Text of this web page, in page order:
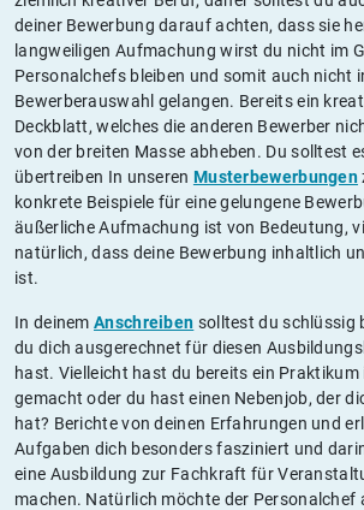
deiner Bewerbung darauf achten, dass sie
langweiligen Aufmachung wirst du nicht im
Personalchefs bleiben und somit auch nicht
Bewerberauswahl gelangen. Bereits ein
Deckblatt, welches die anderen Bewerber
von der breiten Masse abheben. Du solltest
übertreiben In unseren Musterbewerbungen
konkrete Beispiele für eine gelungene
äußerliche Aufmachung ist von Bedeutung,
natürlich, dass deine Bewerbung inhaltlich
ist.
In deinem Anschreiben solltest du schlüssig
du dich ausgerechnet für diesen
hast. Vielleicht hast du bereits ein Praktikum
gemacht oder du hast einen Nebenjob, der
hat? Berichte von deinen Erfahrungen und
Aufgaben dich besonders fasziniert und
eine Ausbildung zur Fachkraft für
machen. Natürlich möchte der Personalchef